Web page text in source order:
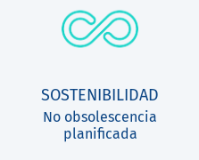
SOSTENIBILIDAD
No obsolescencia
planificada